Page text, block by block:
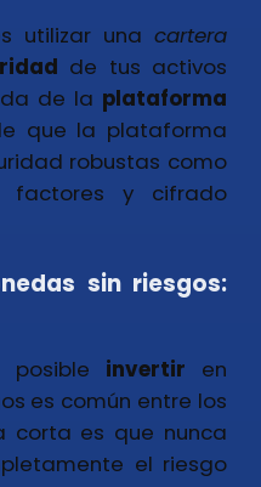
utilizar una cartera
de tus activos
de la plataforma
que la plataforma
robustas como
factores y cifrado
sin riesgos:
invertir en
es común entre los
corta es que nunca
el riesgo